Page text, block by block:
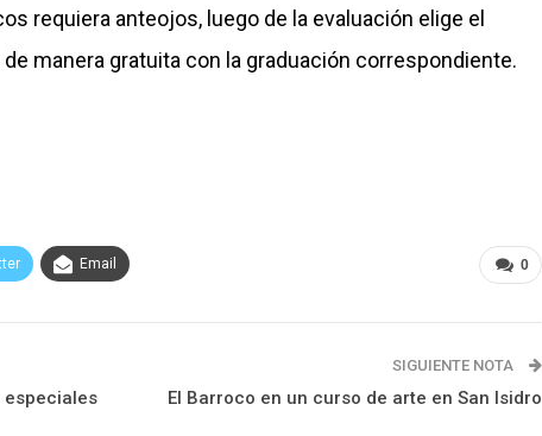
requiera anteojos, luego de la evaluación elige el
manera gratuita con la graduación correspondiente.
0
Email
especiales
SIGUIENTE NOTA
El Barroco en un curso de arte en San Isidro